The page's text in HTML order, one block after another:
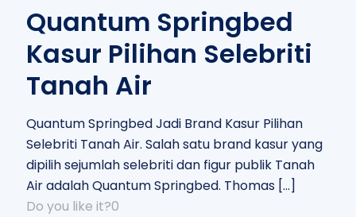
Quantum Springbed
Kasur Pilihan Selebriti
Tanah Air
Quantum Springbed Jadi Brand Kasur Pilihan
Selebriti Tanah Air. Salah satu brand kasur yang
dipilih sejumlah selebriti dan figur publik Tanah
Air adalah Quantum Springbed. Thomas […]
Do you like it?0